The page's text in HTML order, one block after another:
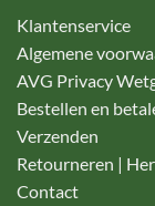
Klantenservice
Algemene
AVG Privacy
Bestellen en
Verzenden
Retourneren |
Contact